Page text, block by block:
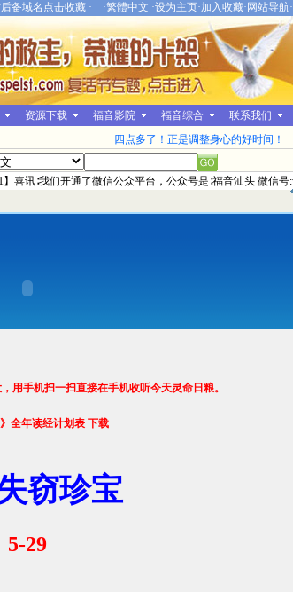
备域名点击收藏 · ·繁體中文 ·设为主页·加入收藏· 网站导航·
资源下载 福音影院 福音综合
联系我们
四点多了！正是调整身心的好时间！
喜讯∶我们开通了微信公众平台，公众号是∶福音汕头 微信
用手机扫一扫直接在手机收听今天灵命日粮。
》全年读经计划表 下载
窃珍宝
5-29